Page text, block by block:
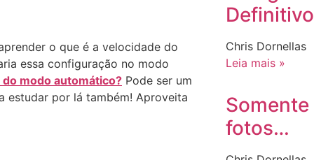
o que é a velocidade do
essa configuração no modo
modo automático? Pode ser um
por lá também! Aproveita
Definitivo
Chris Dornellas
Leia mais »
fotos…